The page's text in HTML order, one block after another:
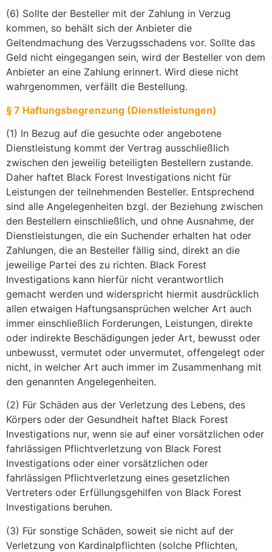
(6) Sollte der Besteller mit der Zahlung in Verzug
kommen, so behält sich der Anbieter die
Geltendmachung des Verzugsschadens vor. Sollte das
Geld nicht eingegangen sein, wird der Besteller von dem
Anbieter an eine Zahlung erinnert. Wird diese nicht
wahrgenommen, verfällt die Bestellung.
§ 7 Haftungsbegrenzung (Dienstleistungen)
(1) In Bezug auf die gesuchte oder angebotene
Dienstleistung kommt der Vertrag ausschließlich
zwischen den jeweilig beteiligten Bestellern zustande.
Daher haftet Black Forest Investigations nicht für
Leistungen der teilnehmenden Besteller. Entsprechend
sind alle Angelegenheiten bzgl. der Beziehung zwischen
den Bestellern einschließlich, und ohne Ausnahme, der
Dienstleistungen, die ein Suchender erhalten hat oder
Zahlungen, die an Besteller fällig sind, direkt an die
jeweilige Partei des zu richten. Black Forest
Investigations kann hierfür nicht verantwortlich
gemacht werden und widerspricht hiermit ausdrücklich
allen etwaigen Haftungsansprüchen welcher Art auch
immer einschließlich Forderungen, Leistungen, direkte
oder indirekte Beschädigungen jeder Art, bewusst oder
unbewusst, vermutet oder unvermutet, offengelegt oder
nicht, in welcher Art auch immer im Zusammenhang mit
den genannten Angelegenheiten.
(2) Für Schäden aus der Verletzung des Lebens, des
Körpers oder der Gesundheit haftet Black Forest
Investigations nur, wenn sie auf einer vorsätzlichen oder
fahrlässigen Pflichtverletzung von Black Forest
Investigations oder einer vorsätzlichen oder
fahrlässigen Pflichtverletzung eines gesetzlichen
Vertreters oder Erfüllungsgehilfen von Black Forest
Investigations beruhen.
(3) Für sonstige Schäden, soweit sie nicht auf der
Verletzung von Kardinalpflichten (solche Pflichten,